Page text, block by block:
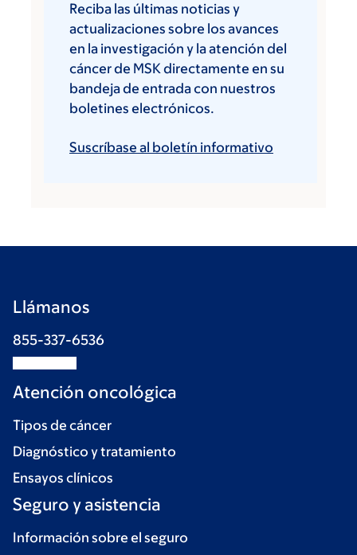
Reciba las últimas noticias y
actualizaciones sobre los avances
en la investigación y la atención del
cáncer de MSK directamente en su
bandeja de entrada con nuestros
boletines electrónicos.
Suscríbase al boletín informativo
Llámanos
855-337-6536
Atención oncológica
Tipos de cáncer
Diagnóstico y tratamiento
Ensayos clínicos
Seguro y asistencia
Información sobre el seguro